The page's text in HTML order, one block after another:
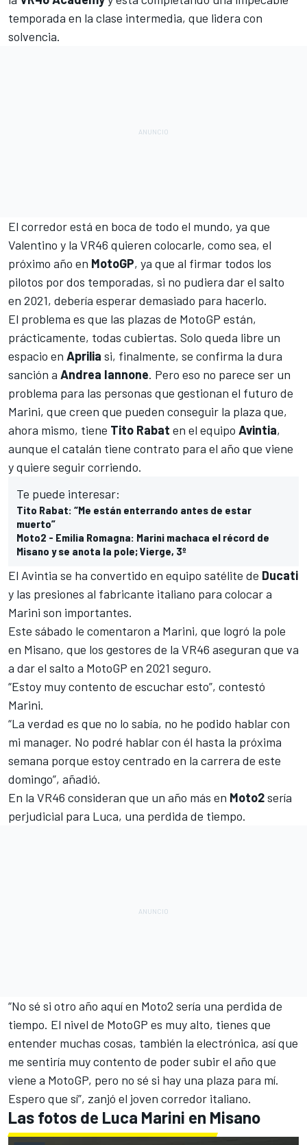
temporada en la clase intermedia, que lidera con
solvencia.
El corredor está en boca de todo el mundo, ya que
Valentino y la VR46 quieren colocarle, como sea, el
próximo año en MotoGP, ya que al firmar todos los
pilotos por dos temporadas, si no pudiera dar el salto
en 2021, debería esperar demasiado para hacerlo.
El problema es que las plazas de MotoGP están,
prácticamente, todas cubiertas. Solo queda libre un
espacio en Aprilia si, finalmente, se confirma la dura
sanción a Andrea Iannone. Pero eso no parece ser un
problema para las personas que gestionan el futuro de
Marini, que creen que pueden conseguir la plaza que,
ahora mismo, tiene Tito Rabat en el equipo Avintia,
aunque el catalán tiene contrato para el año que viene
y quiere seguir corriendo.
Te puede interesar:
Tito Rabat: “Me están enterrando antes de estar
muerto”
Moto2 - Emilia Romagna: Marini machaca el récord de
Misano y se anota la pole; Vierge, 3º
El Avintia se ha convertido en equipo satélite de Ducati
y las presiones al fabricante italiano para colocar a
Marini son importantes.
Este sábado le comentaron a Marini, que logró la pole
en Misano, que los gestores de la VR46 aseguran que va
a dar el salto a MotoGP en 2021 seguro.
“Estoy muy contento de escuchar esto”, contestó
Marini.
“La verdad es que no lo sabía, no he podido hablar con
mi manager. No podré hablar con él hasta la próxima
semana porque estoy centrado en la carrera de este
domingo”, añadió.
En la VR46 consideran que un año más en Moto2sería
perjudicial para Luca, una perdida de tiempo.
“No sé si otro año aquí en Moto2 sería una perdida de
tiempo. El nivel de MotoGP es muy alto, tienes que
entender muchas cosas, también la electrónica, así que
me sentiría muy contento de poder subir el año que
viene a MotoGP, pero no sé si hay una plaza para mí.
Espero que sí”, zanjó el joven corredor italiano.
Las fotos de Luca Marini en Misano